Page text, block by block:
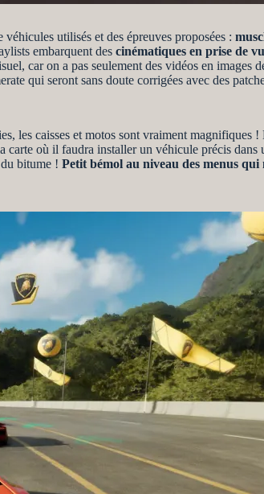
utilisés et des épreuves proposées :
embarquent des cinématiques en prise de
car on a pas seulement des vidéos en images
qui seront sans doute corrigées avec des
les caisses et motos sont vraiment magnifiques !
où il faudra installer un véhicule précis dans
bitume ! Petit bémol au niveau des menus qui